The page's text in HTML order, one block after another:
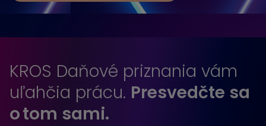
KROS Daňové priznania vám
uľahčia prácu. Presvedčte sa
o tom sami.